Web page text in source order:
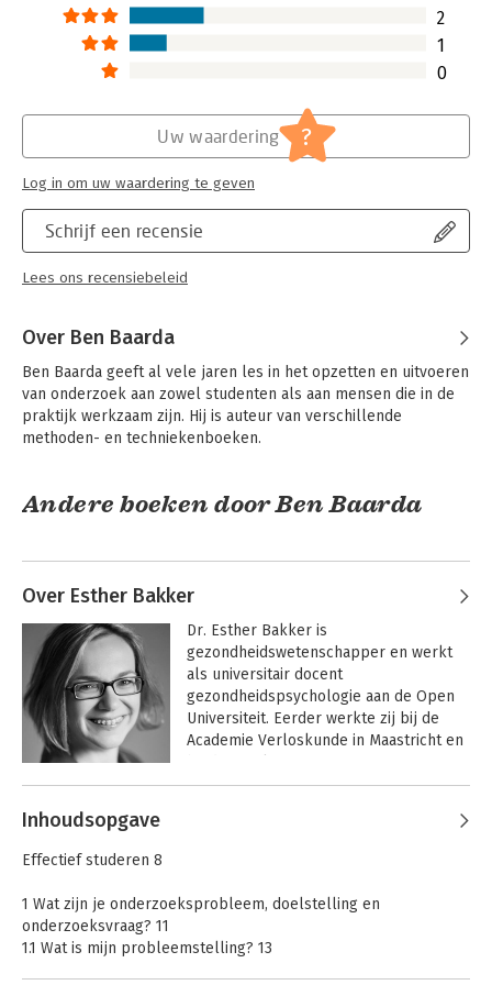
2
1
0
Schrijf een recensie
Lees ons recensiebeleid
Uw waardering ?
Log in om uw waardering te geven
Over Ben Baarda
Ben Baarda geeft al vele jaren les in het opzetten en uitvoeren
van onderzoek aan zowel studenten als aan mensen die in de
praktijk werkzaam zijn. Hij is auteur van verschillende
methoden- en techniekenboeken.
Andere boeken door Ben Baarda
Basisboek
Basisboek
Over Esther Bakker
Dr. Esther Bakker is
gezondheidswetenschapper en werkt
als universitair docent
gezondheidspsychologie aan de Open
Universiteit. Eerder werkte zij bij de
Academie Verloskunde in Maastricht en
Gezondheidswetenschappen aan de
ontwikkelt en verzorgt zij onderwijs op
Andere boeken door Esther Bakker
Inhoudsopgave
Effectief studeren 8
1 Wat zijn je onderzoeksprobleem, doelstelling en
onderzoeksvraag? 11
1.1 Wat is mijn probleemstelling? 13